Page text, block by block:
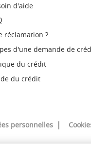
d'aide
réclamation ?
d'une demande de
du crédit
du crédit
personnelles